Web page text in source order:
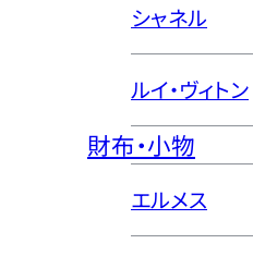
シャネル
ルイ・ヴィトン
財布・小物
エルメス